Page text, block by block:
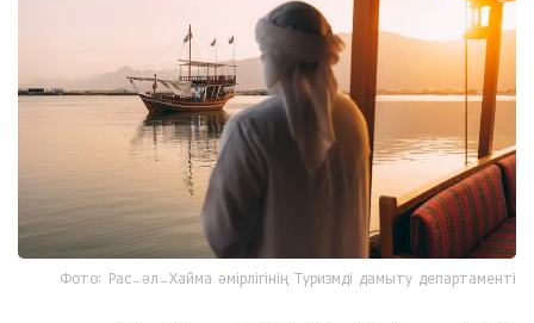
Фото: Рас-әл-Хайма әмірлігінің Туризмді дамыту департаменті